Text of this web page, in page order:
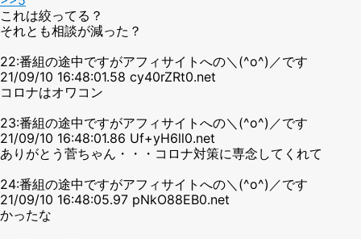
これは絞ってる？
それとも相談が減った？
22:番組の途中ですがアフィサイトへの＼(^o^)／です
21/09/10 16:48:01.58 cy40rZRt0.net
コロナはオワコン
23:番組の途中ですがアフィサイトへの＼(^o^)／です
21/09/10 16:48:01.86 Uf+yH6ll0.net
ありがとう菅ちゃん・・・コロナ対策に専念してくれて
24:番組の途中ですがアフィサイトへの＼(^o^)／です
21/09/10 16:48:05.97 pNkO88EB0.net
かったな